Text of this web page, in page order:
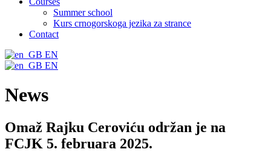
Summer school
Kurs crnogorskoga jezika za strance
Contact
EN
EN
News
Omaž Rajku Ceroviću održan je na
FCJK 5. februara 2025.